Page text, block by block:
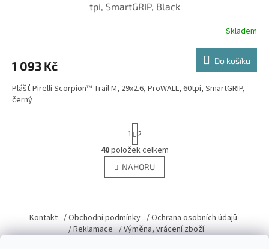
tpi, SmartGRIP, Black
Skladem
1 093 Kč Do košíku
Plášť Pirelli Scorpion™ Trail M, 29x2.6, ProWALL, 60tpi, SmartGRIP,
černý
O
v
l
c
í
t
r
á
n
k
n
í
1 2
40položek celkem
NAHORU
p
a
Kontakt / Obchodní podmínky / Ochrana osobních údajů
/ Reklamace / Výměna, vrácení zboží